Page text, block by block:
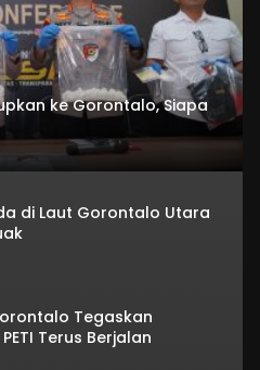
ke Gorontalo, Siapa
di Laut Gorontalo Utara
Tegaskan
Terus Berjalan